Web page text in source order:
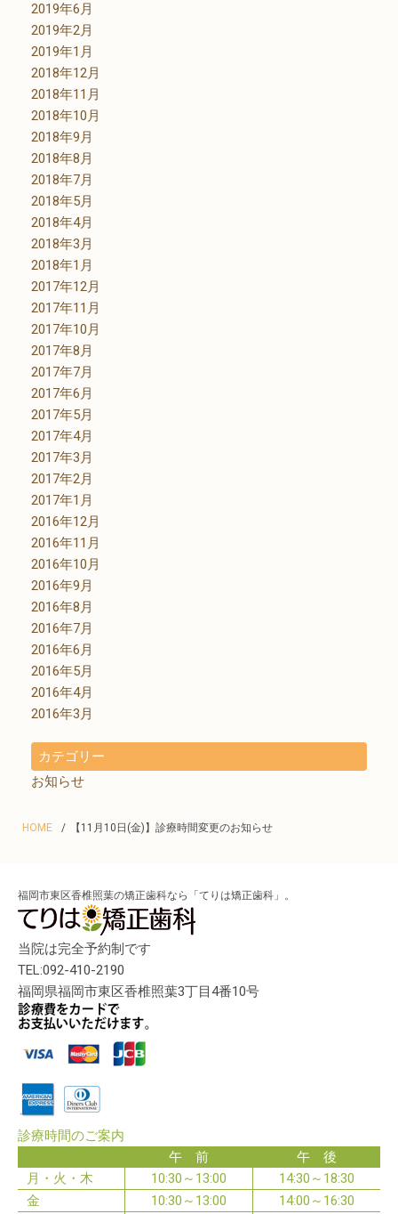
2019年6月
2019年2月
2019年1月
2018年12月
2018年11月
2018年10月
2018年9月
2018年8月
2018年7月
2018年5月
2018年4月
2018年3月
2018年1月
2017年12月
2017年11月
2017年10月
2017年8月
2017年7月
2017年6月
2017年5月
2017年4月
2017年3月
2017年2月
2017年1月
2016年12月
2016年11月
2016年10月
2016年9月
2016年8月
2016年7月
2016年6月
2016年5月
2016年4月
2016年3月
カテゴリー
お知らせ
HOME 【11月10日(金)】診療時間変更のお知らせ
福岡市東区香椎照葉の矯正歯科なら「てりは矯正歯科」。
当院は完全予約制です
TEL:092-410-2190
福岡県福岡市東区香椎照葉3丁目4番10号
診療時間のご案内
午 前
午 後
月・火・木
10:30～13:00
14:30～18:30
金
10:30～13:00
14:00～16:30